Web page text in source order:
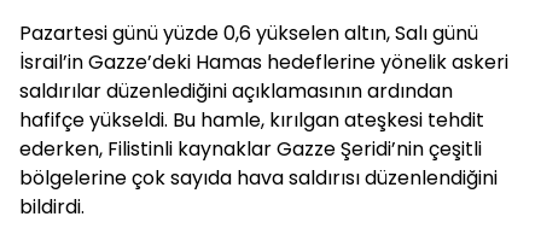
Pazartesi günü yüzde 0,6 yükselen altın, Salı günü
İsrail’in Gazze’deki Hamas hedeflerine yönelik askeri
saldırılar düzenlediğini açıklamasının ardından
hafifçe yükseldi. Bu hamle, kırılgan ateşkesi tehdit
ederken, Filistinli kaynaklar Gazze Şeridi’nin çeşitli
bölgelerine çok sayıda hava saldırısı düzenlendiğini
bildirdi.